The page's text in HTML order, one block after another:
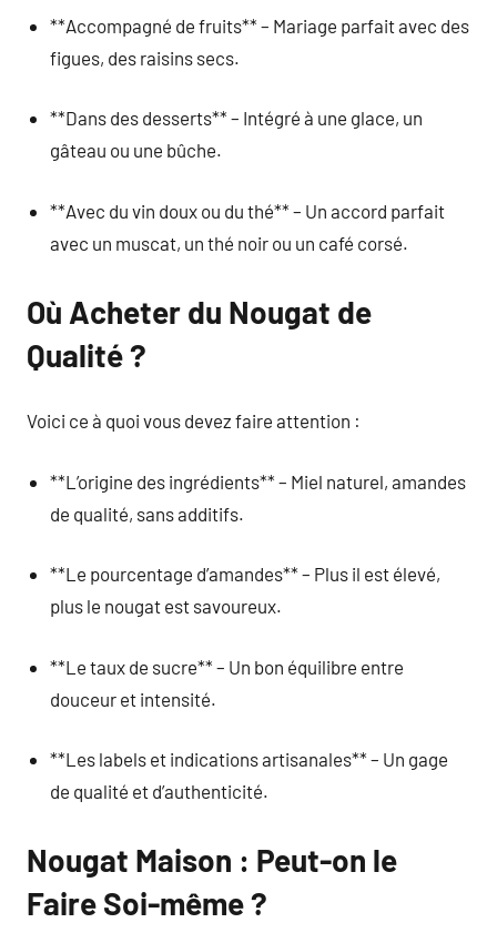
**Accompagné de fruits** – Mariage parfait avec des
figues, des raisins secs.
**Dans des desserts** – Intégré à une glace, un
gâteau ou une bûche.
**Avec du vin doux ou du thé** – Un accord parfait
avec un muscat, un thé noir ou un café corsé.
Où Acheter du Nougat de
Qualité ?
Voici ce à quoi vous devez faire attention :
**L’origine des ingrédients** – Miel naturel, amandes
de qualité, sans additifs.
**Le pourcentage d’amandes** – Plus il est élevé,
plus le nougat est savoureux.
**Le taux de sucre** – Un bon équilibre entre
douceur et intensité.
**Les labels et indications artisanales** – Un gage
de qualité et d’authenticité.
Nougat Maison : Peut-on le
Faire Soi-même ?